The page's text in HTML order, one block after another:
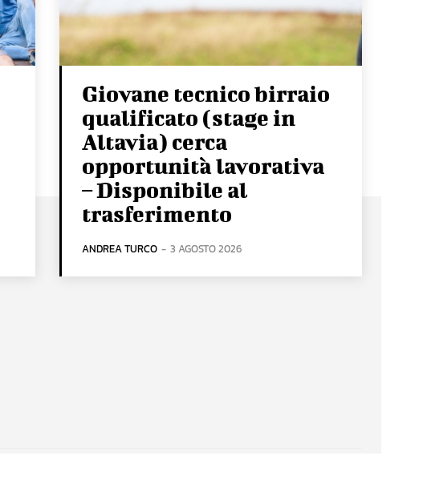
Giovane tecnico birraio
qualificato (stage in
Altavia) cerca
opportunità lavorativa
– Disponibile al
trasferimento
ANDREA TURCO - 3 AGOSTO 2026